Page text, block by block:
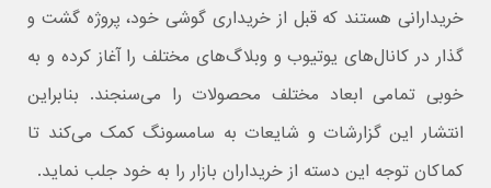
خریدارانی هستند که قبل از خریداری گوشی خود، پروژه گشت و
گذار در کانال‌های یوتیوب و وبلاگ‌های مختلف را آغاز کرده و به
خوبی تمامی ابعاد مختلف محصولات را می‌سنجند. بنابراین
انتشار این گزارشات و شایعات به سامسونگ کمک می‌کند تا
کماکان توجه این دسته از خریداران بازار را به خود جلب نماید.